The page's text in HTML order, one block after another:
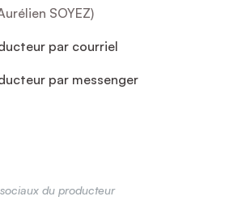
SOYEZ)
par courriel
par messenger
du producteur